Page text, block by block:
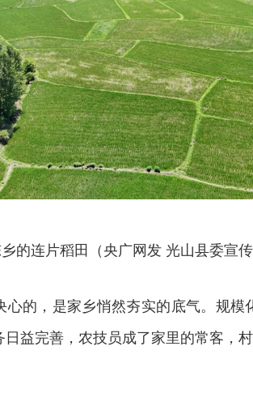
的连片稻田（央广网发 光山县委宣传
心的，是家乡悄然夯实的底气。规模
益完善，农技员成了家里的常客，